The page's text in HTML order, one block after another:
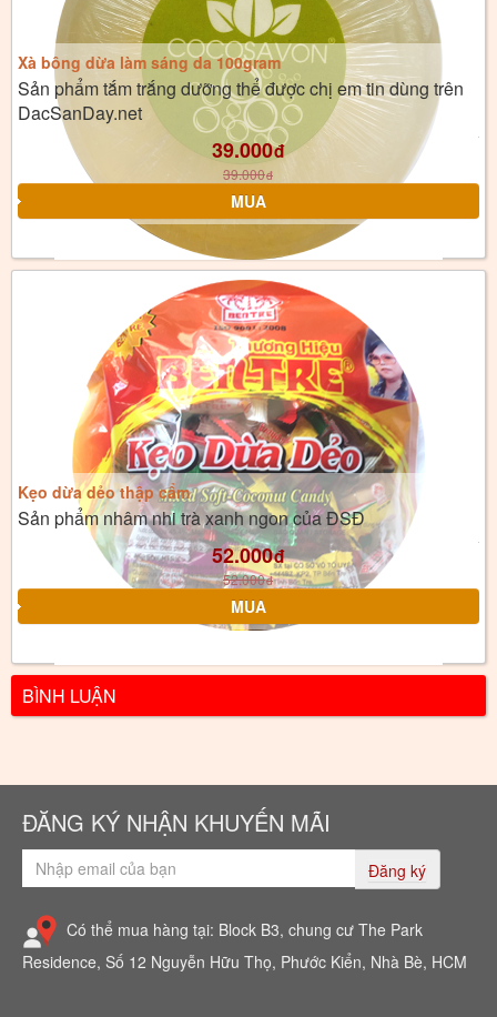
Xà bông dừa làm sáng da 100gram
Sản phẩm tắm trắng dưỡng thể được chị em tin dùng trên
DacSanDay.net
39.000đ
39.000đ
Kẹo dừa dẻo thập cẩm
Sản phẩm nhâm nhi trà xanh ngon của ĐSĐ
52.000đ
52.000đ
BÌNH LUẬN
ĐĂNG KÝ NHẬN KHUYẾN MÃI
Đăng ký
Có thể mua hàng tại: Block B3, chung cư The Park
Residence, Số 12 Nguyễn Hữu Thọ, Phước Kiển, Nhà Bè, HCM